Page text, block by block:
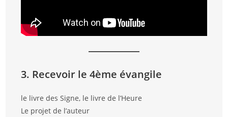
3. Recevoir le 4ème évangile
le livre des Signe, le livre de l’Heure
Le projet de l’auteur